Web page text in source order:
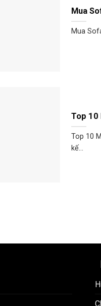
Mua
Mua
Top 10
Top 10
kế...